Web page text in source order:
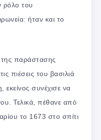
ρόλο του
ήταν και το
της παράστασης
πιέσεις του βασιλιά
εκείνος συνέχισε να
Τελικά, πέθανε από
το 1673 στο σπίτι